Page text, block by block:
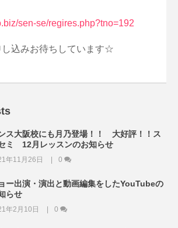
sen-se/regires.php?tno=192
し込みお待ちしています☆
ス大阪校にも月乃登場！！ 大好評！！ス
ミ 12月レッスンのお知らせ
年11月26日 0
ー出演・演出と動画編集をしたYouTubeの
らせ
年2月10日 0